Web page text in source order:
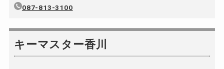
ドアノブカギ開け
別途お見積り
ドアノブカギ交換
087-813-3100
キーマスター香川